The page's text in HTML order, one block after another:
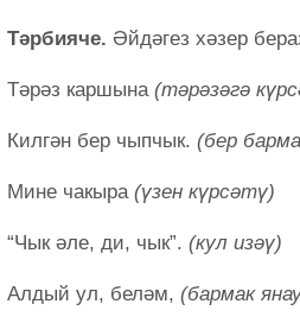
Тәрбияче. Әйдәгез хәзер
Тәрәз каршына (тәрәзәгә
Килгән бер чыпчык. (бер
Мине чакыра (үзен күрсәтү)
“Чык әле, ди, чык”. (кул изәү)
Алдый ул, беләм, (бармак